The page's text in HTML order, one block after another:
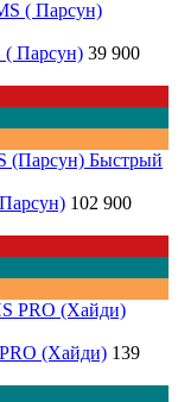
( Парсун) 39 900
Быстрый
102 900
(Хайди) 139